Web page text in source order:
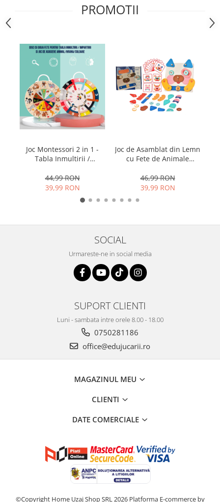
PROMOTII
Joc Montessori 2 in 1 -
Tabla Inmultirii /
asociere
animal/hrana/culoare,
lemn, 18,5 cm
44,99 RON
39,99 RON
Joc de Asamblat din Lemn
cu Fete de Animale
Creative Board, 3 ani+,
EduJucarii
46,99 RON
39,99 RON
SOCIAL
Urmareste-ne in social media
SUPORT CLIENTI
Luni - sambata intre orele 8.00 - 18.00
0750281186
office@edujucarii.ro
MAGAZINUL MEU
CLIENTI
DATE COMERCIALE
©Copyright Home Uzaj Shop SRL 2026 Platforma E-commerce by